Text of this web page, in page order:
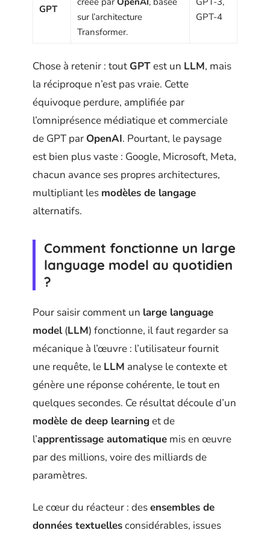
GPT
sur l’architecture
Transformer.
GPT-4
Chose à retenir : tout GPTest un LLM, mais
la réciproque n’est pas vraie. Cette
équivoque perdure, amplifiée par
l’omniprésence médiatique et commerciale
de GPT par OpenAI. Pourtant, le paysage
est bien plus vaste : Google, Microsoft, Meta,
chacun avance ses propres architectures,
multipliant les modèles de langage
alternatifs.
Comment fonctionne un large
language model au quotidien
?
Pour saisir comment un large language
model(LLM) fonctionne, il faut regarder sa
mécanique à l’œuvre : l’utilisateur fournit
une requête, le LLM analyse le contexte et
génère une réponse cohérente, le tout en
quelques secondes. Ce résultat découle d’un
modèle de deep learninget de
l’apprentissage automatique mis en œuvre
par des millions, voire des milliards de
paramètres.
Le cœur du réacteur : desensembles de
données textuellesconsidérables, issues